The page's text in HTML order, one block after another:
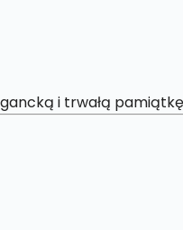
i trwałą pamiątkę